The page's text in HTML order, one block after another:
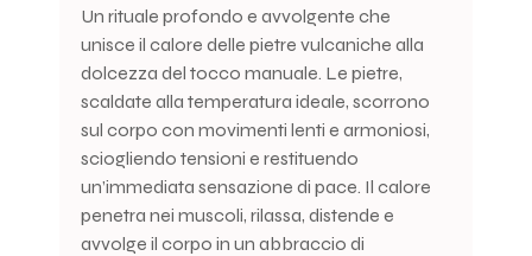
Un rituale profondo e avvolgente che
unisce il calore delle pietre vulcaniche alla
dolcezza del tocco manuale. Le pietre,
scaldate alla temperatura ideale, scorrono
sul corpo con movimenti lenti e armoniosi,
sciogliendo tensioni e restituendo
un’immediata sensazione di pace. Il calore
penetra nei muscoli, rilassa, distende e
avvolge il corpo in un abbraccio di